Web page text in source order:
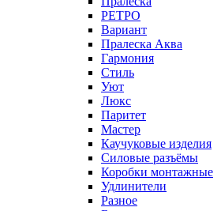
РЕТРО
Вариант
Пралеска Аква
Гармония
Стиль
Уют
Люкс
Паритет
Мастер
Каучуковые изделия
Силовые разъёмы
Коробки монтажные
Удлинители
Разное